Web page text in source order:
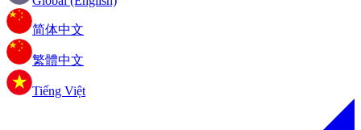
简体中文
繁體中文
Tiếng Việt